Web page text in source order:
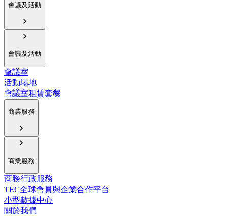
會議及活動
會議及活動
會議室
活動場地
會議室租賃套餐
商業服務
商業服務
商務行政服務
TEC全球會員與企業合作平台
小型數據中心
關於我們